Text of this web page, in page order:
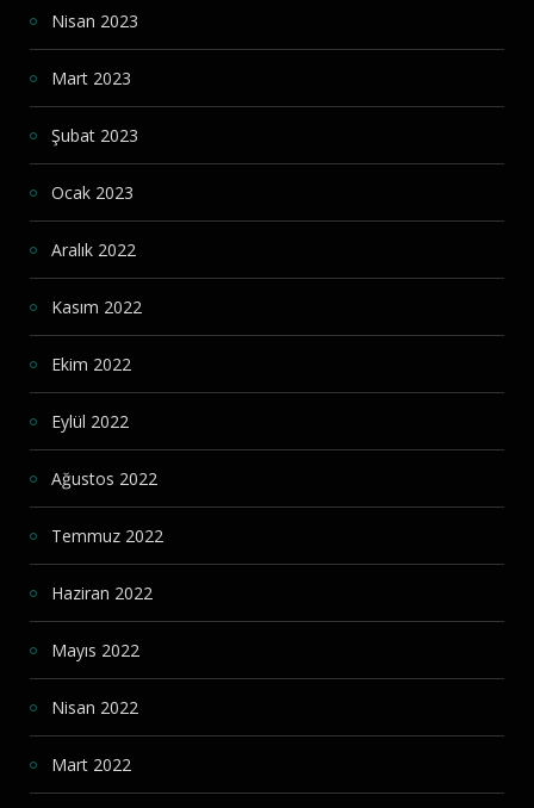
Nisan 2023
Mart 2023
Şubat 2023
Ocak 2023
Aralık 2022
Kasım 2022
Ekim 2022
Eylül 2022
Ağustos 2022
Temmuz 2022
Haziran 2022
Mayıs 2022
Nisan 2022
Mart 2022